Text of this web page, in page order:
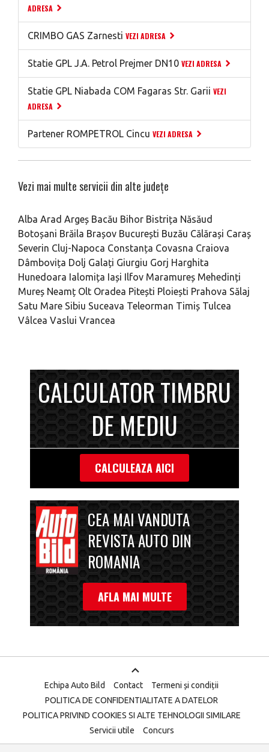
ADRESA
CRIMBO GAS Zarnesti VEZI ADRESA
Statie GPL J.A. Petrol Prejmer DN10 VEZI ADRESA
Statie GPL Niabada COM Fagaras Str. Garii VEZI
ADRESA
Partener ROMPETROL Cincu VEZI ADRESA
Vezi mai multe servicii din alte județe
Alba Arad Argeș Bacău Bihor Bistrița Năsăud
Botoșani Brăila Brașov București Buzău Călărași Caraș
Severin Cluj-Napoca Constanța Covasna Craiova
Dâmbovița Dolj Galați Giurgiu Gorj Harghita
Hunedoara Ialomița Iași Ilfov Maramureș Mehedinți
Mureș Neamț Olt Oradea Pitești Ploiești Prahova Sălaj
Satu Mare Sibiu Suceava Teleorman Timiș Tulcea
Vâlcea Vaslui Vrancea
CALCULATOR TIMBRU
DE MEDIU
CALCULEAZA AICI
CEA MAI VANDUTA
REVISTA AUTO DIN
ROMANIA
AFLA MAI MULTE
Echipa Auto Bild Contact
Termeni și condiții
POLITICA DE CONFIDENTIALITATE A DATELOR
POLITICA PRIVIND COOKIES SI ALTE TEHNOLOGII SIMILARE
Servicii utile
Concurs